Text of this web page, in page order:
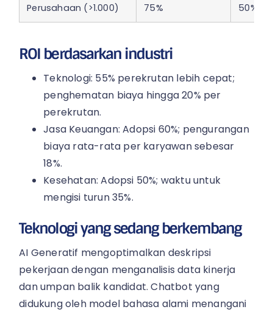
Perusahaan (>1.000) 75% 50%
ROI berdasarkan industri
Teknologi: 55% perekrutan lebih cepat;
penghematan biaya hingga 20% per
perekrutan.
Jasa Keuangan: Adopsi 60%; pengurangan
biaya rata-rata per karyawan sebesar
18%.
Kesehatan: Adopsi 50%; waktu untuk
mengisi turun 35%.
Teknologi yang sedang berkembang
AI Generatif mengoptimalkan deskripsi
pekerjaan dengan menganalisis data kinerja
dan umpan balik kandidat. Chatbot yang
didukung oleh model bahasa alami menangani